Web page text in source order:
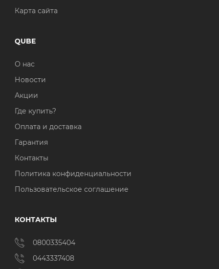
Карта сайта
QUBE
О нас
Новости
Акции
Где купить?
Оплата и доставка
Гарантия
Контакты
Политика конфиденциальности
Пользовательское соглашение
КОНТАКТЫ
0800335404
0443337408